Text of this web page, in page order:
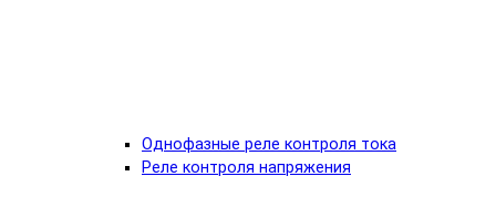
Однофазные реле контроля тока
Реле контроля напряжения